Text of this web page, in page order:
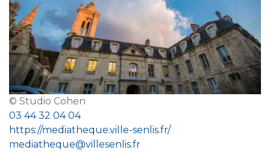
© Studio Cohen
03 44 32 04 04
https://mediatheque.ville-senlis.fr/
mediatheque@villesenlis.fr